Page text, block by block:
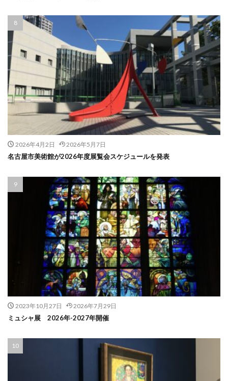
2026年4月2日 2026年5月7日
名古屋市美術館が2026年度展覧会スケジュールを発表
2023年10月27日 2026年7月29日
ミュシャ展 2026年-2027年開催